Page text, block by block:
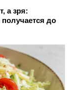
а зря:
до